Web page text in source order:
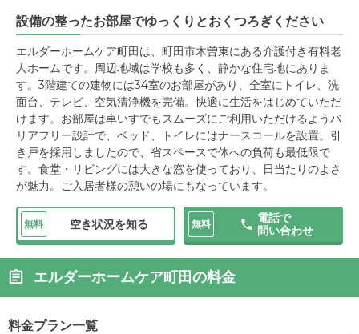
設備の整ったお部屋でゆっくりとおくつろぎください
エルダーホームケア町田は、町田市木曽東にある介護付き有料老
人ホームです。周辺地域は学校も多く、静かな住宅地にありま
す。3階建ての建物には34室のお部屋があり、全室にトイレ、洗
面台、テレビ、空気清浄機を完備。快適に生活をはじめていただ
けます。お部屋は車いすでもスムーズにご利用いただけるようバ
リアフリー設計で、ベッド、トイレにはナースコールを設置。引
き戸を採用しましたので、省スペースで体への負荷も最低限で
す。食堂・リビングには大きな窓を使っており、日当たりのよさ
が魅力。ご入居者様の憩いの場にもなっています。
無料 空き状況を知る 無料
電話で
問い合わせ
エルダーホームケア町田の料金
料金プラン一覧